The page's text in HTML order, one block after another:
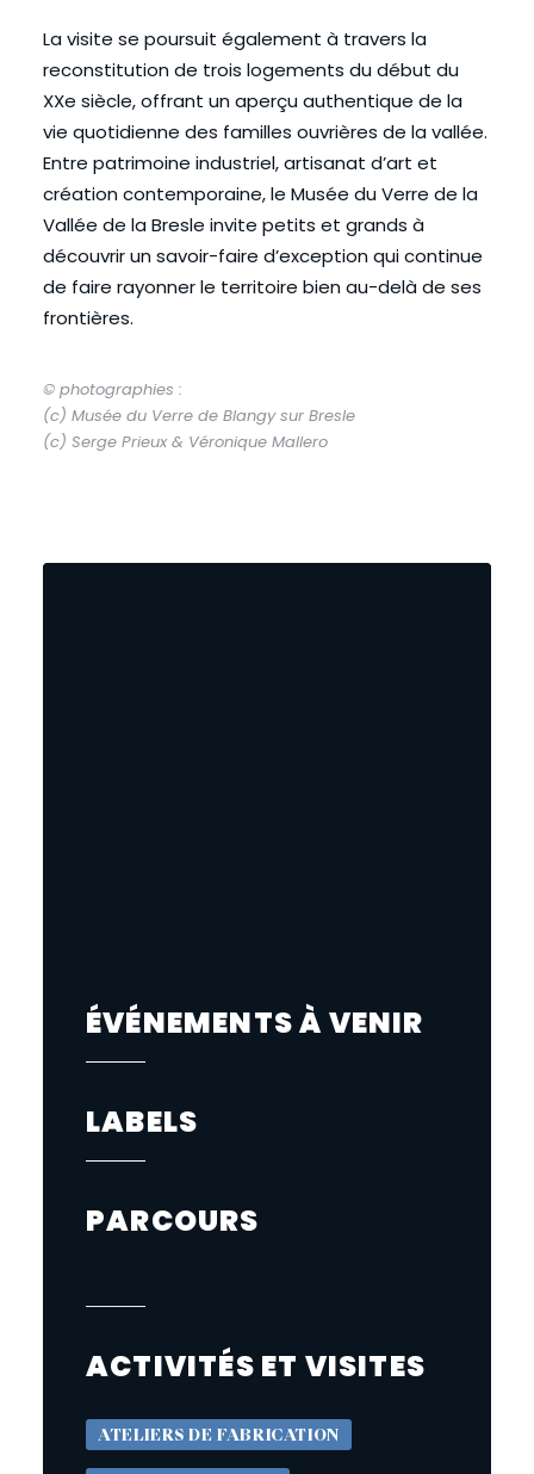
La visite se poursuit également à travers la
reconstitution de trois logements du début du
XXe siècle, offrant un aperçu authentique de la
vie quotidienne des familles ouvrières de la vallée.
Entre patrimoine industriel, artisanat d’art et
création contemporaine, le Musée du Verre de la
Vallée de la Bresle invite petits et grands à
découvrir un savoir-faire d’exception qui continue
de faire rayonner le territoire bien au-delà de ses
frontières.
© photographies :
(c) Musée du Verre de Blangy sur Bresle
(c) Serge Prieux & Véronique Mallero
ÉVÉNEMENTS À VENIR
LABELS
PARCOURS
ACTIVITÉS ET VISITES
ATELIERS DE FABRICATION